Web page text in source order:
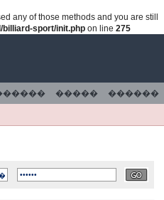
any of those methods and you are still
billiard-sport/init.php on line 275
������
�����